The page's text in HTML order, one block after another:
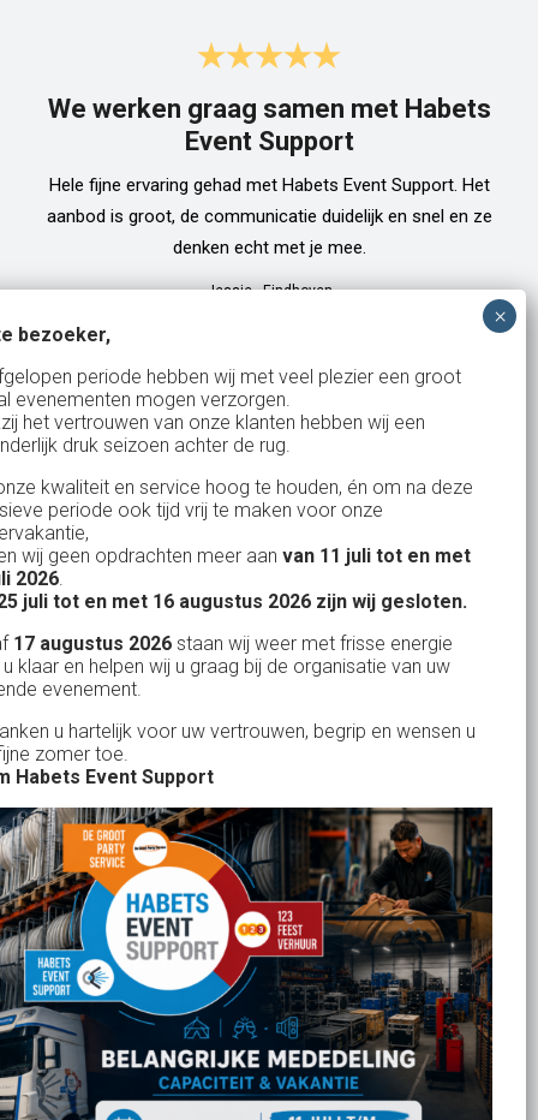
We werken graag samen met Habets
Event Support
Hele fijne ervaring gehad met Habets Event Support. Het
aanbod is groot, de communicatie duidelijk en snel en ze
denken echt met je mee.
Jessie - Eindhoven
327
Bank: NL15ABNA0561810710
KvK: 17167131
BTW: NL.1678.53.296.B01
Uw partner in:
Evenementen verhuur
Feestverhuur
Licht- en Geluidverhuur
Horeca verhuur
Partyverhuur
Je vindt ons op
bezoeker,
periode hebben wij met veel plezier een groot
evenementen mogen verzorgen.
het vertrouwen van onze klanten hebben wij een
druk seizoen achter de rug.
kwaliteit en service hoog te houden, én om na deze
periode ook tijd vrij te maken voor onze
wij geen opdrachten meer aan van 11 juli tot en met
2026.
juli tot en met 16 augustus 2026 zijn wij gesloten.
17 augustus 2026 staan wij weer met frisse energie
klaar en helpen wij u graag bij de organisatie van uw
evenement.
u hartelijk voor uw vertrouwen, begrip en wensen u
zomer toe.
Habets Event Support